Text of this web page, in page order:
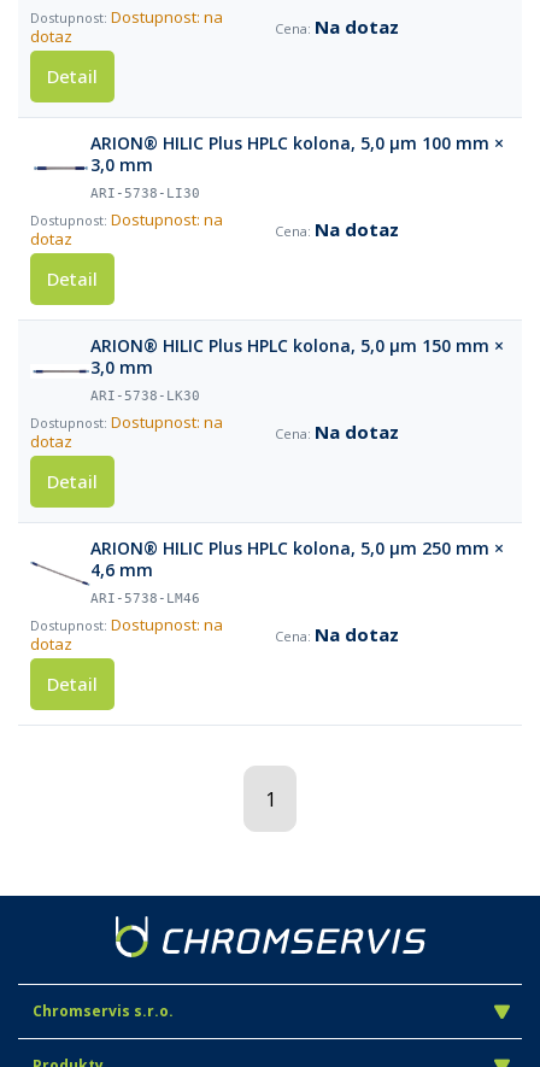
Dostupnost: na
dotaz
Na dotaz
Detail
ARION® HILIC Plus HPLC kolona, 5,0 µm 100 mm ×
3,0 mm
ARI-5738-LI30
Dostupnost: na
dotaz
Na dotaz
Detail
ARION® HILIC Plus HPLC kolona, 5,0 µm 150 mm ×
3,0 mm
ARI-5738-LK30
Dostupnost: na
dotaz
Na dotaz
Detail
ARION® HILIC Plus HPLC kolona, 5,0 µm 250 mm ×
4,6 mm
ARI-5738-LM46
Dostupnost: na
dotaz
Na dotaz
Detail
1
Chromservis s.r.o.